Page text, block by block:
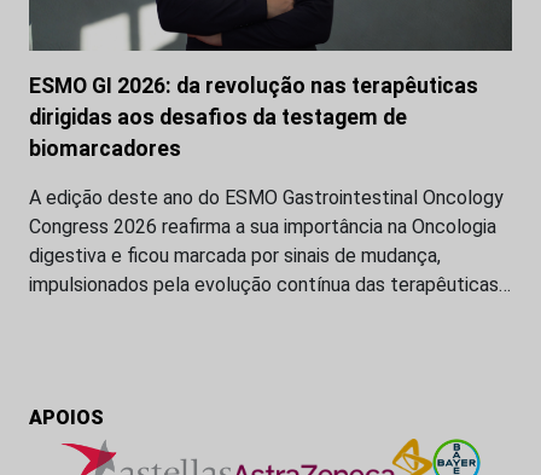
ESMO GI 2026: da revolução nas terapêuticas
dirigidas aos desafios da testagem de
biomarcadores
A edição deste ano do ESMO Gastrointestinal Oncology
Congress 2026 reafirma a sua importância na Oncologia
digestiva e ficou marcada por sinais de mudança,
impulsionados pela evolução contínua das terapêuticas…
APOIOS